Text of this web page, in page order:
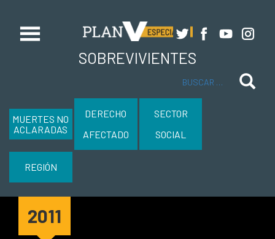
SOBREVIVIENTES
MUERTES NO
ACLARADAS
DERECHO
AFECTADO
SECTOR
SOCIAL
REGIÓN
2011